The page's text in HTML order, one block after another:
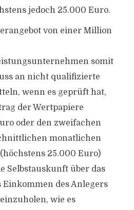
jedoch 25.000 Euro.
von einer Million
somit
an nicht qualifizierte
wenn es geprüft hat,
der Wertpapiere
oder den zweifachen
monatlichen
25.000 Euro)
Selbstauskunft über das
Einkommen des Anlegers
wie es